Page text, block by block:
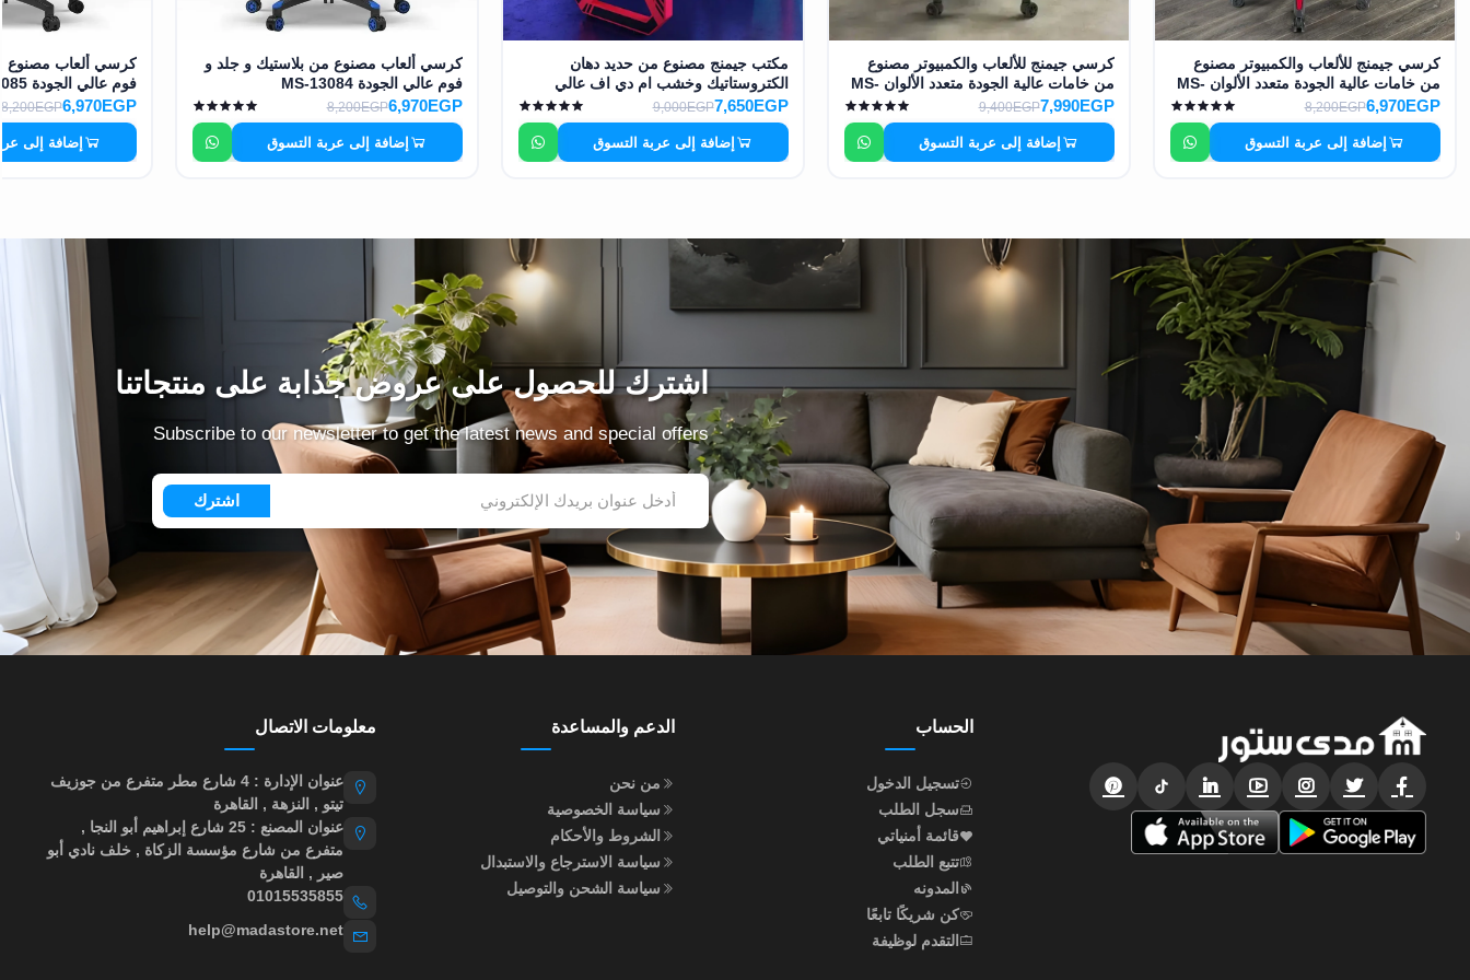
كرسي جيمنج للألعاب والكمبيوتر مصنوع
من خامات عالية الجودة متعدد الألوان MS-
8412
6,970EGP
8,200EGP
إضافة إلى عربة التسوق
كرسي جيمنج للألعاب والكمبيوتر مصنوع
من خامات عالية الجودة متعدد الألوان MS-
12753
7,990EGP
9,400EGP
إضافة إلى عربة التسوق
مكتب جيمنج مصنوع من حديد دهان
الكتروستاتيك وخشب ام دي اف عالي
الجودة MS-13045
7,650EGP
9,000EGP
إضافة إلى عربة التسوق
كرسي ألعاب مصنوع من بلاستيك و جلد و
فوم عالي الجودة MS-13084
6,970EGP
8,200EGP
إضافة إلى عربة التسوق
كرسي ألعاب مصنوع
فوم عالي الجودة MS-13085
6,970EGP
8,200EGP
إضافة إلى
اشترك للحصول على عروض جذابة على منتجاتنا
Subscribe to our newsletter to get the latest news and special offers
اشترك
الحساب
تسجيل الدخول
سجل الطلب
قائمة أمنياتي
تتبع الطلب
المدونه
كن شريكًا تابعًا
التقدم لوظيفة
الدعم والمساعدة
من نحن
سياسة الخصوصية
الشروط والأحكام
سياسة الاسترجاع والاستبدال
سياسة الشحن والتوصيل
معلومات الاتصال
عنوان الإدارة : 4 شارع مطر متفرع من جوزيف
تيتو , النزهة , القاهرة
عنوان المصنع : 25 شارع إبراهيم أبو النجا ,
متفرع من شارع مؤسسة الزكاة , خلف نادي أبو
صير , القاهرة
01015535855
help@madastore.net